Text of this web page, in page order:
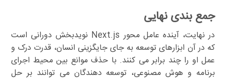
جمع بندی نهایی
در نهایت، آینده عامل محور Next.js نویدبخش دورانی است
که در آن ابزارهای توسعه به جای جایگزینی انسان، قدرت درک و
عمل او را چند برابر می کنند. با حذف موانع بین محیط اجرای
برنامه و هوش مصنوعی، توسعه دهندگان می توانند بر حل